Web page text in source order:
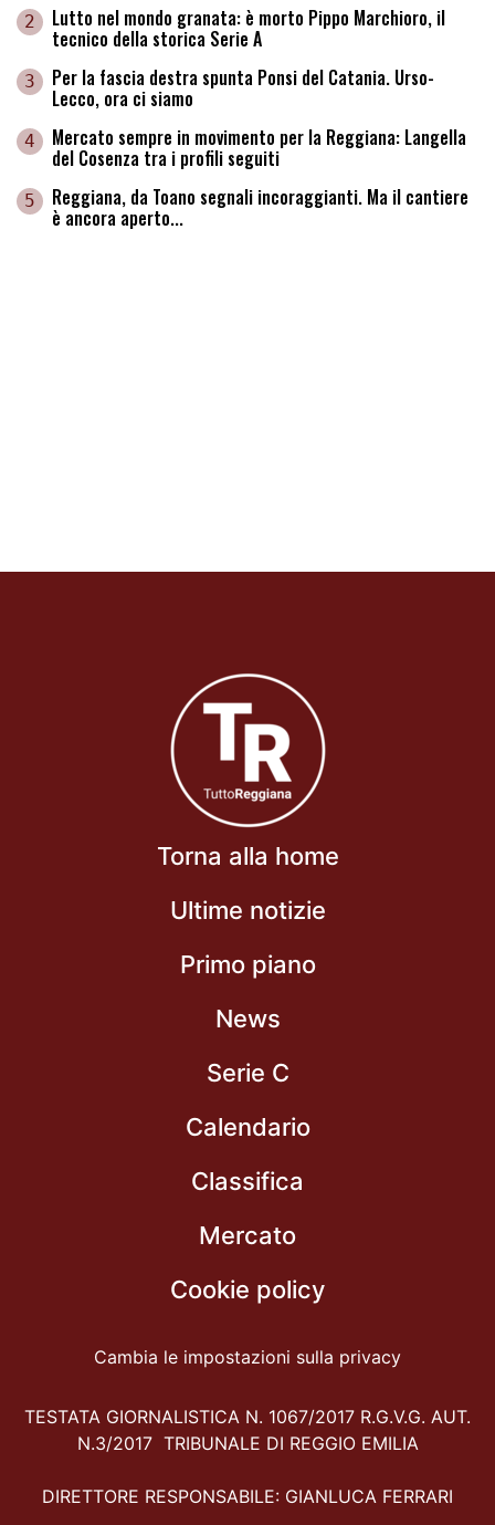
2 Lutto nel mondo granata: è morto Pippo Marchioro, il
tecnico della storica Serie A
3 Per la fascia destra spunta Ponsi del Catania. Urso-
Lecco, ora ci siamo
4 Mercato sempre in movimento per la Reggiana: Langella
del Cosenza tra i profili seguiti
5 Reggiana, da Toano segnali incoraggianti. Ma il cantiere
è ancora aperto...
Torna alla home
Ultime notizie
Primo piano
News
Serie C
Calendario
Classifica
Mercato
Cookie policy
Cambia le impostazioni sulla privacy
TESTATA GIORNALISTICA N. 1067/2017 R.G.V.G. AUT.
N.3/2017 TRIBUNALE DI REGGIO EMILIA
DIRETTORE RESPONSABILE: GIANLUCA FERRARI